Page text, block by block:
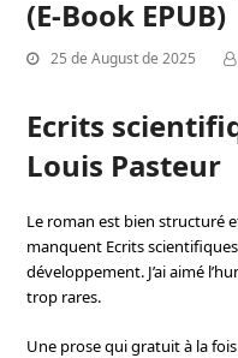
(E-Book EPUB)
25 de August de 2025
Ecrits
Louis Pasteur
Le roman est bien structuré
manquent Ecrits
développement. J’ai aimé
trop rares.
Une prose qui gratuit à la